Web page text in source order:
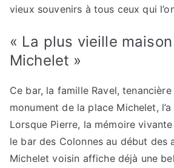
vieux souvenirs à tous ceux qui
« La plus vieille
Michelet »
Ce bar, la famille Ravel, tenancière
monument de la place Michelet,
Lorsque Pierre, la mémoire
le bar des Colonnes au début des
Michelet voisin affiche déjà une